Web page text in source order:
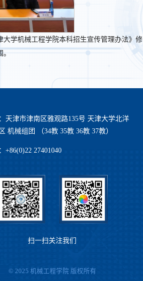
学机械工程学院本科招生宣传管理办法》修
。
天津市津南区雅观路135号 天津大学北洋
机械组团 （34教 35教 36教 37教）
+86(0)22 27401040
扫一扫关注我们
© 2025 机械工程学院 版权所有